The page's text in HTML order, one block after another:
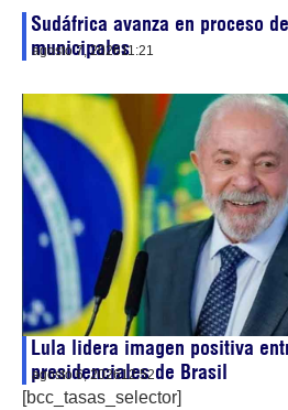
Sudáfrica avanza en proceso
municipales
agosto 7, 202611:21
Lula lidera imagen positiva
presidenciales de Brasil
agosto 6, 202612:52
[bcc_tasas_selector]